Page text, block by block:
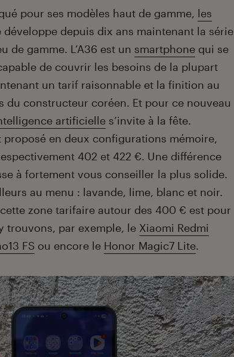
pour ses modèles haut de gamme, les
développe depuis dix ans maintenant la série
de gamme. L’A36 est un smartphone qui se
de couvrir les besoins de la plupart
un tarif raisonnable et la finition au
du constructeur coréen. Et pour ce nouveau
artificielle s’invite à la fête.
proposé en deux configurations mémoire,
402 et 422 €. Une différence
à fortement vous conseiller la plus solide.
au menu : lavande, lime, blanc et noir.
zone tarifaire autour des 400 € est pour
trouvons, par exemple, le Xiaomi Redmi
FS ou encore le Honor Magic7 Lite.